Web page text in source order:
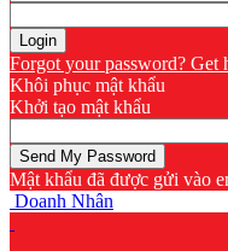
Forgot your password? Get
Khôi phục mật khẩu
Khởi tạo mật khẩu
Mật khẩu đã được gửi vào
Doanh Nhân